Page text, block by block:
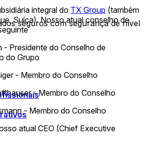
seguros com segurança de nível
integral do TX Group (também
Suíça). Nosso atual conselho de
- Presidente do Conselho de
do Grupo
- Membro do Conselho
- Membro do Conselho
- Membro do Conselho
atual CEO (Chief Executive